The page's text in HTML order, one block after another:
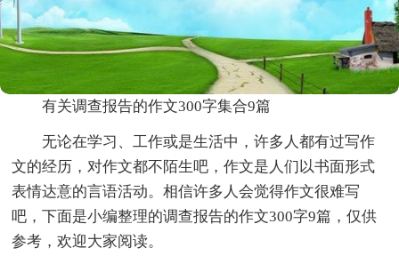
有关调查报告的作文300字集合9篇
无论在学习、工作或是生活中，许多人都有过写作
文的经历，对作文都不陌生吧，作文是人们以书面形式
表情达意的言语活动。相信许多人会觉得作文很难写
吧，下面是小编整理的调查报告的作文300字9篇，仅供
参考，欢迎大家阅读。